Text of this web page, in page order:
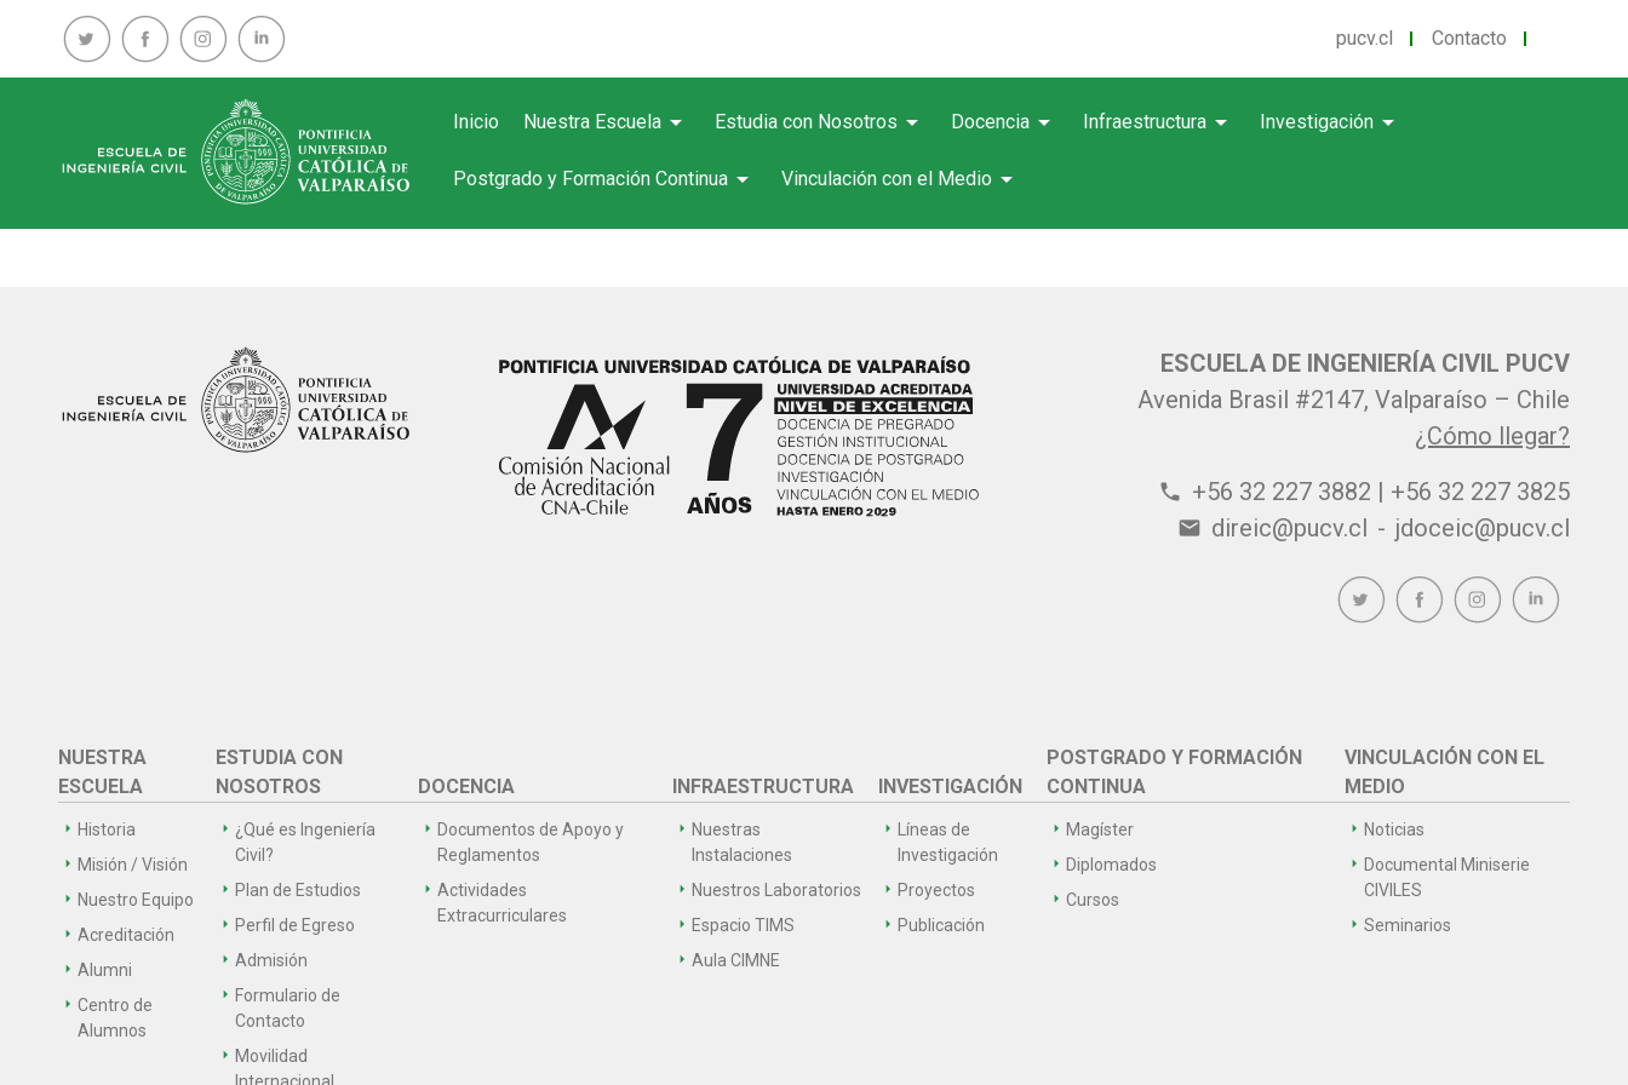
pucv.cl Contacto
Inicio Nuestra Escuela arrow_drop_down Estudia con Nosotros arrow_drop_down Docencia arrow_drop_down Infraestructura arrow_drop_down Investigación arrow_drop_down
Postgrado y Formación Continua arrow_drop_down Vinculación con el Medio arrow_drop_down
ESCUELA DE INGENIERÍA CIVIL PUCV
Avenida Brasil #2147, Valparaíso – Chile
¿Cómo llegar?
phone +56 32 227 3882 | +56 32 227 3825
email direic@pucv.cl - jdoceic@pucv.cl
NUESTRA
ESCUELA
Historia
Misión / Visión
Nuestro Equipo
Acreditación
Alumni
Centro de
Alumnos
ESTUDIA CON
NOSOTROS
¿Qué es Ingeniería
Civil?
Plan de Estudios
Perfil de Egreso
Admisión
Formulario de
Contacto
Movilidad
DOCENCIA
Documentos de Apoyo y
Reglamentos
Actividades
Extracurriculares
INFRAESTRUCTURA
Nuestras
Instalaciones
Nuestros Laboratorios
Espacio TIMS
Aula CIMNE
INVESTIGACIÓN
Líneas de
Investigación
Proyectos
Publicación
POSTGRADO Y FORMACIÓN
CONTINUA
Magíster
Diplomados
Cursos
VINCULACIÓN CON EL
MEDIO
Noticias
Documental Miniserie
CIVILES
Seminarios